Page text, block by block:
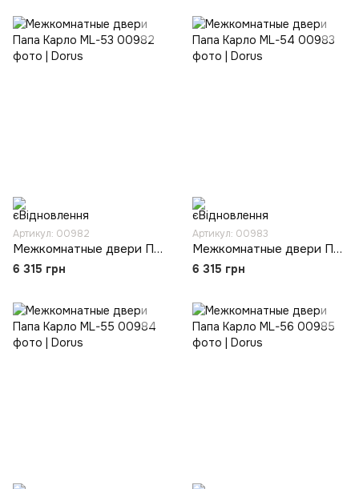
Артикул: 00982
Межкомнатные двери Папа Карло ML-53
6 315 грн
Артикул: 00983
Межкомнатные двери Папа Карло ML-54
6 315 грн